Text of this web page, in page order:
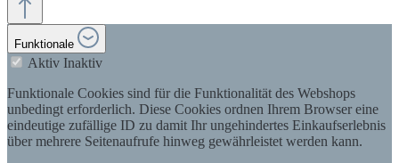
Funktionale
Aktiv Inaktiv
Funktionale Cookies sind für die Funktionalität des Webshops
unbedingt erforderlich. Diese Cookies ordnen Ihrem Browser eine
eindeutige zufällige ID zu damit Ihr ungehindertes Einkaufserlebnis
über mehrere Seitenaufrufe hinweg gewährleistet werden kann.